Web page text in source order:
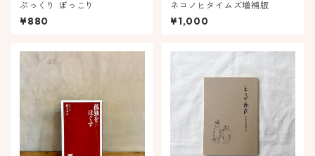
ぷっくり ぽっこり
¥880
ネコノヒタイムズ増補版
¥1,000